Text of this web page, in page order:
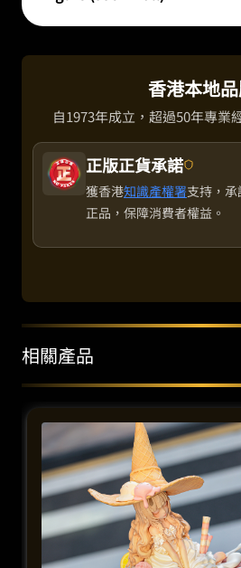
型
33
量
香港本地
自1973年成立，超過50年專業
正版正貨承諾
獲香港知識產權署支持，
正品，保障消費者權益。
相關產品